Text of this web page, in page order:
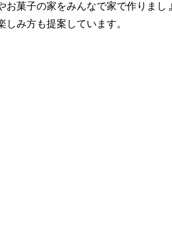
お菓子の家をみんなで家で作りまし
み方も提案しています。